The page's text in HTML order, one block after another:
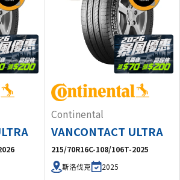
Continental
VANCONTACT ULTRA
215/70R16C-108/106T-2025
斯洛伐克
2025